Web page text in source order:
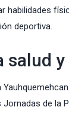
habilidades
deportiva.
salud
de la